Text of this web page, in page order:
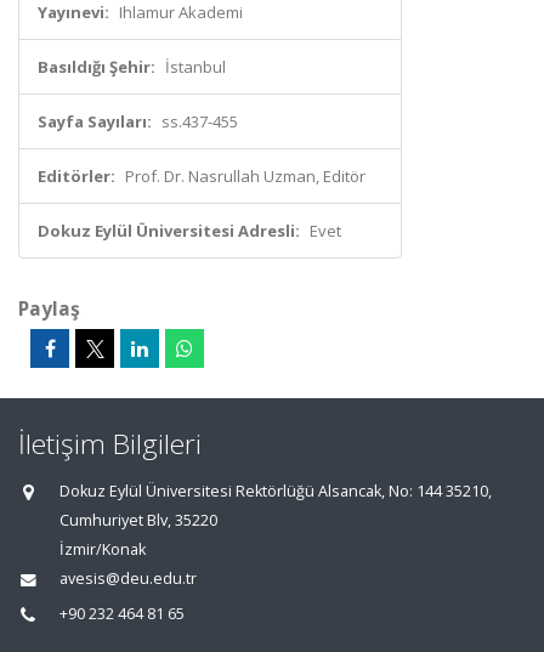
Yayınevi: Ihlamur Akademi
Basıldığı Şehir: İstanbul
Sayfa Sayıları: ss.437-455
Editörler: Prof. Dr. Nasrullah Uzman, Editör
Dokuz Eylül Üniversitesi Adresli: Evet
Paylaş
İletişim Bilgileri
Dokuz Eylül Üniversitesi Rektörlüğü Alsancak, No: 144 35210,
Cumhuriyet Blv, 35220
İzmir/Konak
avesis@deu.edu.tr
+90 232 464 81 65